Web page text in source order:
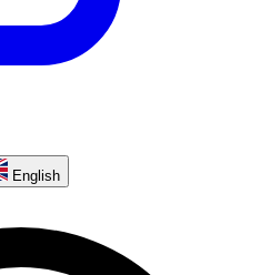
English